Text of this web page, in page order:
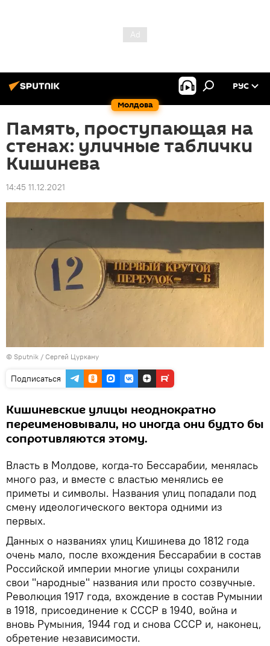
Молдова
РУС
Память, проступающая на
стенах: уличные таблички
Кишинева
14:45 11.12.2021
© Sputnik / Сергей Цуркану
Подписаться
Кишиневские улицы неоднократно
переименовывали, но иногда они будто бы
сопротивляются этому.
Власть в Молдове, когда-то Бессарабии, менялась
много раз, и вместе с властью менялись ее
приметы и символы. Названия улиц попадали под
смену идеологического вектора одними из
первых.
Данных о названиях улиц Кишинева до 1812 года
очень мало, после вхождения Бессарабии в состав
Российской империи многие улицы сохранили
свои "народные" названия или просто созвучные.
Революция 1917 года, вхождение в состав Румынии
в 1918, присоединение к СССР в 1940, война и
вновь Румыния, 1944 год и снова СССР и, наконец,
обретение независимости.